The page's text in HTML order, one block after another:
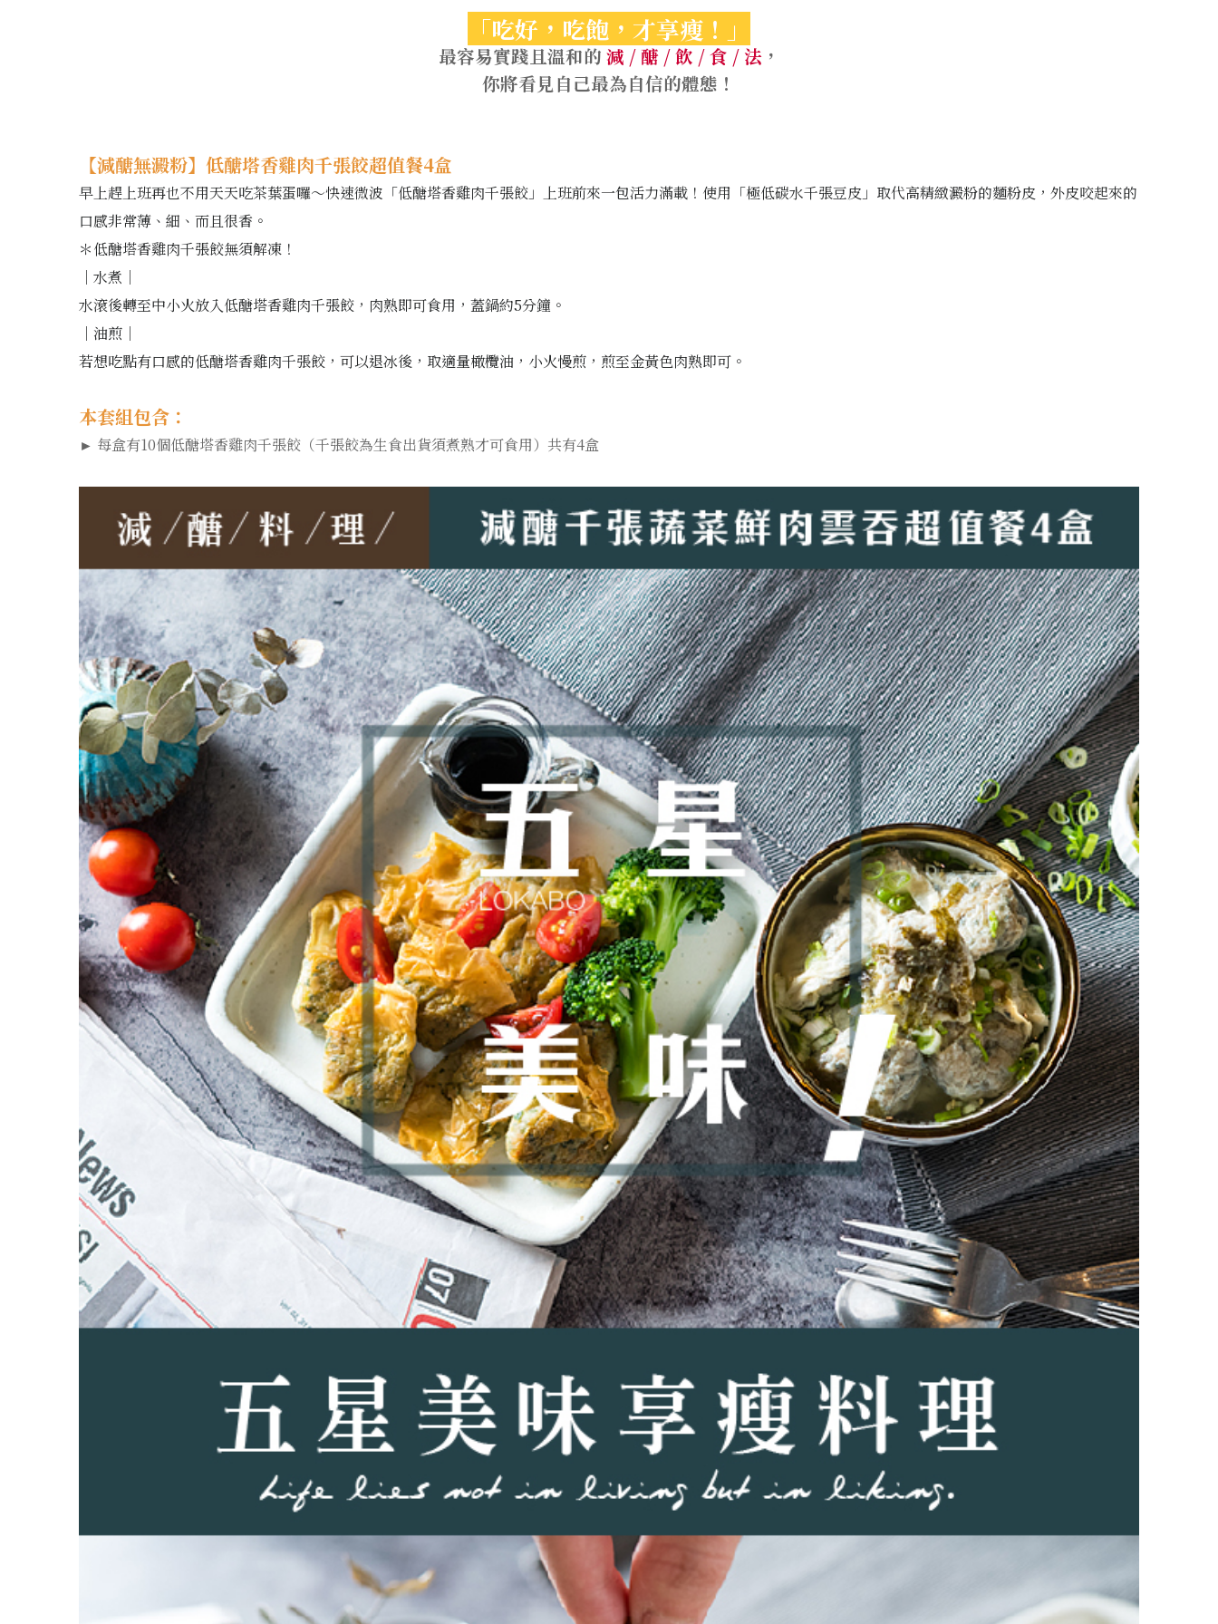
「吃好，吃飽，才享瘦！」
最容易實踐且溫和的 減 / 醣 / 飲 / 食 / 法，
你將看見自己最為自信的體態！
【減醣無澱粉】低醣塔香雞肉千張餃超值餐4盒
早上趕上班再也不用天天吃茶葉蛋囉～快速微波「低醣塔香雞肉千張餃」上班前來一包活力滿載！使用「極低碳水千張豆皮」取代高精緻澱粉的麵粉皮，外皮咬起來的
口感非常薄、細、而且很香。
＊低醣塔香雞肉千張餃無須解凍！
｜水煮｜
水滾後轉至中小火放入低醣塔香雞肉千張餃，肉熟即可食用，蓋鍋約5分鐘。
｜油煎｜
若想吃點有口感的低醣塔香雞肉千張餃，可以退冰後，取適量橄欖油，小火慢煎，煎至金黃色肉熟即可。
本套組包含：
► 每盒有10個低醣塔香雞肉千張餃（千張餃為生食出貨須煮熟才可食用）共有4盒